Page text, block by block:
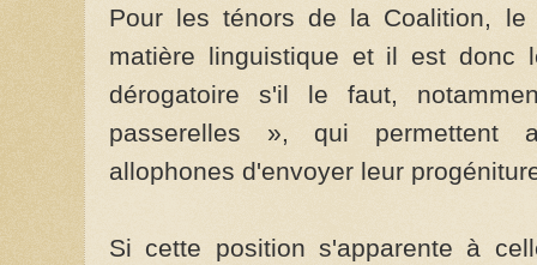
Pour les ténors de la Coalition,
matière linguistique et il est donc
dérogatoire s'il le faut,
passerelles », qui permettent
allophones d'envoyer leur
Si cette position s'apparente à